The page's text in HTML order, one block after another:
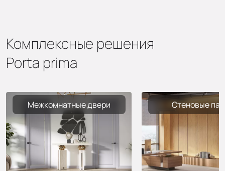
Комплексные решения
Porta prima
Межкомнатные двери Стеновые